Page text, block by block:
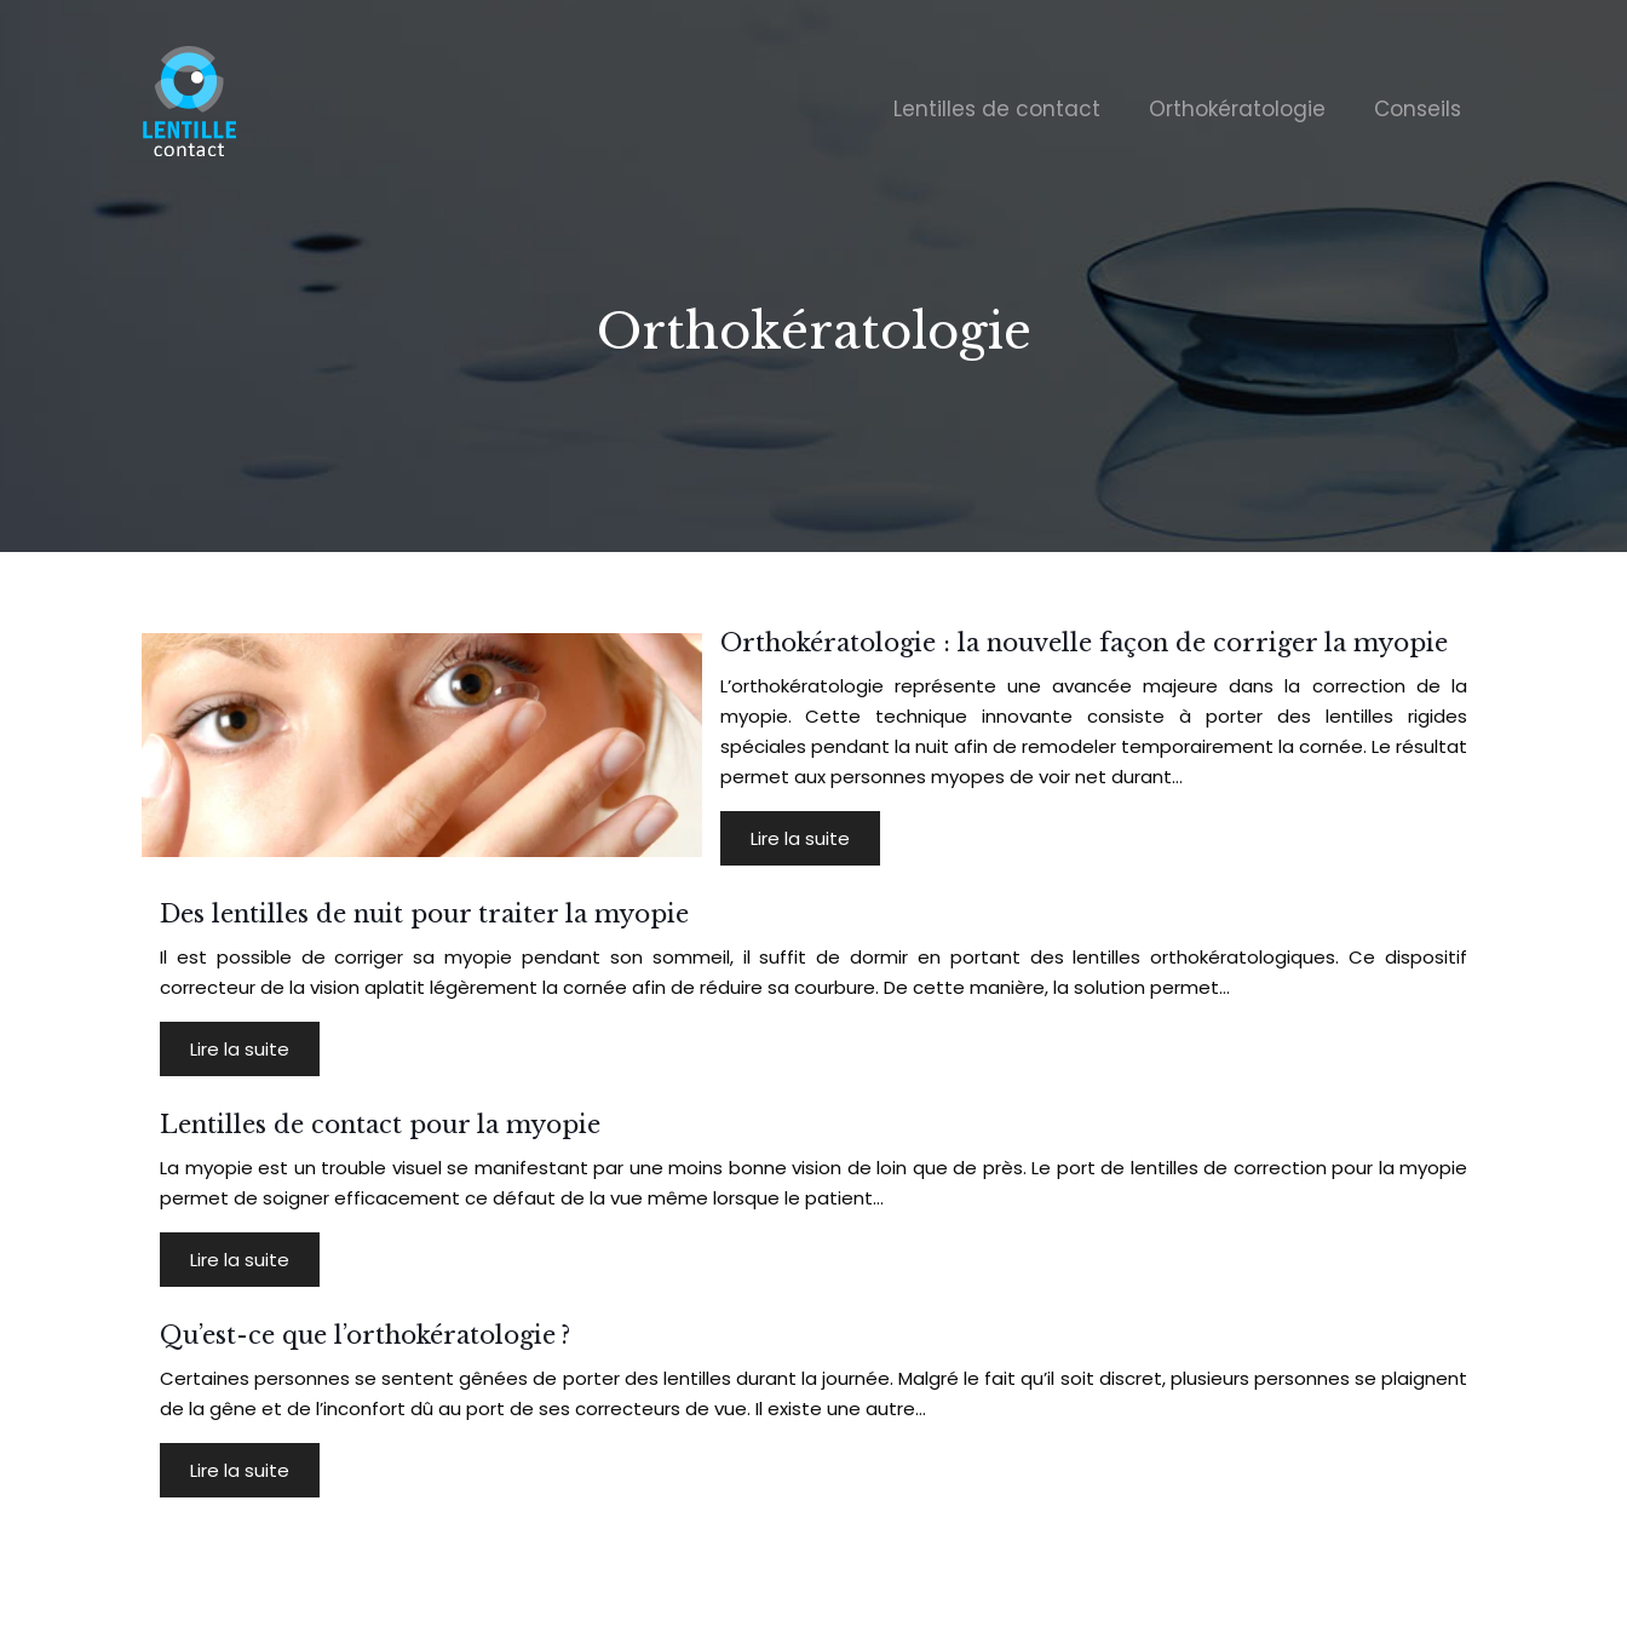
Lentilles de contact Orthokératologie Conseils
Orthokératologie
Orthokératologie : la nouvelle façon de corriger la myopie
L’orthokératologie représente une avancée majeure dans la correction de la
myopie. Cette technique innovante consiste à porter des lentilles rigides
spéciales pendant la nuit afin de remodeler temporairement la cornée. Le résultat
permet aux personnes myopes de voir net durant…
Lire la suite
Des lentilles de nuit pour traiter la myopie
Il est possible de corriger sa myopie pendant son sommeil, il suffit de dormir en portant des lentilles orthokératologiques. Ce dispositif
correcteur de la vision aplatit légèrement la cornée afin de réduire sa courbure. De cette manière, la solution permet…
Lire la suite
Lentilles de contact pour la myopie
La myopie est un trouble visuel se manifestant par une moins bonne vision de loin que de près. Le port de lentilles de correction pour la myopie
permet de soigner efficacement ce défaut de la vue même lorsque le patient…
Lire la suite
Qu’est-ce que l’orthokératologie ?
Certaines personnes se sentent gênées de porter des lentilles durant la journée. Malgré le fait qu’il soit discret, plusieurs personnes se plaignent
de la gêne et de l’inconfort dû au port de ses correcteurs de vue. Il existe une autre…
Lire la suite